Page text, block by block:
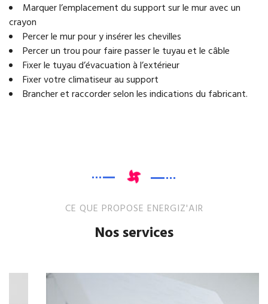
Marquer l’emplacement du support sur le mur avec un
crayon
Percer le mur pour y insérer les chevilles
Percer un trou pour faire passer le tuyau et le câble
Fixer le tuyau d’évacuation à l’extérieur
Fixer votre climatiseur au support
Brancher et raccorder selon les indications du fabricant.
CE QUE PROPOSE ENERGIZ'AIR
Nos services